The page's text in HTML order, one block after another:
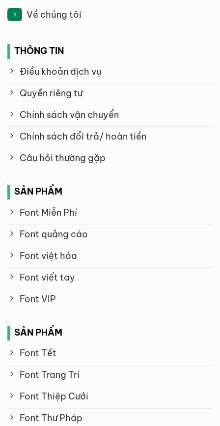
Về chúng tôi
THÔNG TIN
Điều khoản dịch vụ
Quyền riêng tư
Chính sách vận chuyển
Chính sách đổi trả/ hoàn tiền
Câu hỏi thường gặp
SẢN PHẨM
Font Miễn Phí
Font quảng cáo
Font việt hóa
Font viết tay
Font VIP
SẢN PHẨM
Font Tết
Font Trang Trí
Font Thiệp Cưới
Font Thư Pháp